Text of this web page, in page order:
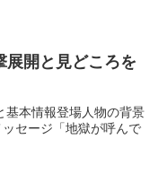
開と見どころを
基本情報登場人物の背景
セージ「地獄が呼んで